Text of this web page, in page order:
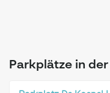
Parkplätze in